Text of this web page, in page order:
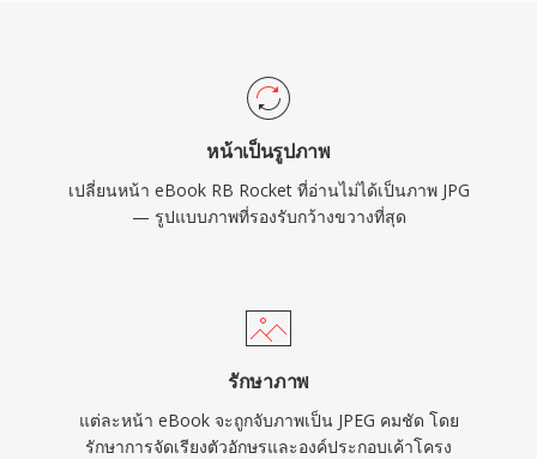
หน้าเป็นรูปภาพ
เปลี่ยนหน้า eBook RB Rocket ที่อ่านไม่ได้เป็นภาพ JPG
— รูปแบบภาพที่รองรับกว้างขวางที่สุด
รักษาภาพ
แต่ละหน้า eBook จะถูกจับภาพเป็น JPEG คมชัด โดย
รักษาการจัดเรียงตัวอักษรและองค์ประกอบเค้าโครง